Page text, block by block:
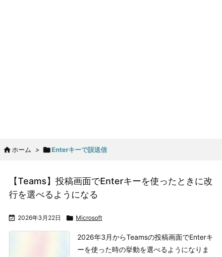
 ホーム > Enterキーで誤送信
【Teams】投稿画面でEnterキーを使ったときに改
行を選べるようになる
 2026年3月22日  Microsoft
2026年3月からTeamsの投稿画面でEnterキ
ーを使った時の挙動を選べるようになりま